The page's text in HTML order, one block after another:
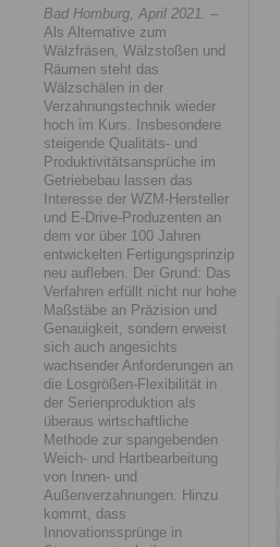
Bad Homburg, April 2021.
–
Als Alternative zum
Wälzfräsen, Wälzstoßen und
Räumen steht das
Wälzschälen in der
Verzahnungstechnik wieder
hoch im Kurs. Insbesondere
steigende Qualitäts- und
Produktivitätsansprüche im
Getriebebau lassen das
Interesse der WZM-Hersteller
und E-Drive-Produzenten an
dem vor über 100 Jahren
entwickelten Fertigungsprinzip
neu aufleben. Der Grund: Das
Verfahren erfüllt nicht nur hohe
Maßstäbe an Präzision und
Genauigkeit, sondern erweist
sich auch angesichts
wachsender Anforderungen an
die Losgrößen-Flexibilität in
der Serienproduktion als
überaus wirtschaftliche
Methode zur spangebenden
Weich- und Hartbearbeitung
von Innen- und
Außenverzahnungen. Hinzu
kommt, dass
Innovationssprünge in